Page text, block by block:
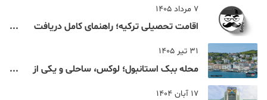
7 مرداد 1405
اقامت تحصیلی ترکیه؛ راهنمای کامل دریافت
31 تیر 1405
محله ببک استانبول؛ لوکس، ساحلی و یکی از
17 آبان 1404